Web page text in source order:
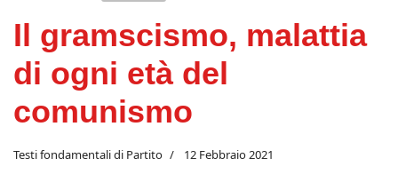
Il gramscismo, malattia
di ogni età del
comunismo
Testi fondamentali di Partito 12 Febbraio 2021